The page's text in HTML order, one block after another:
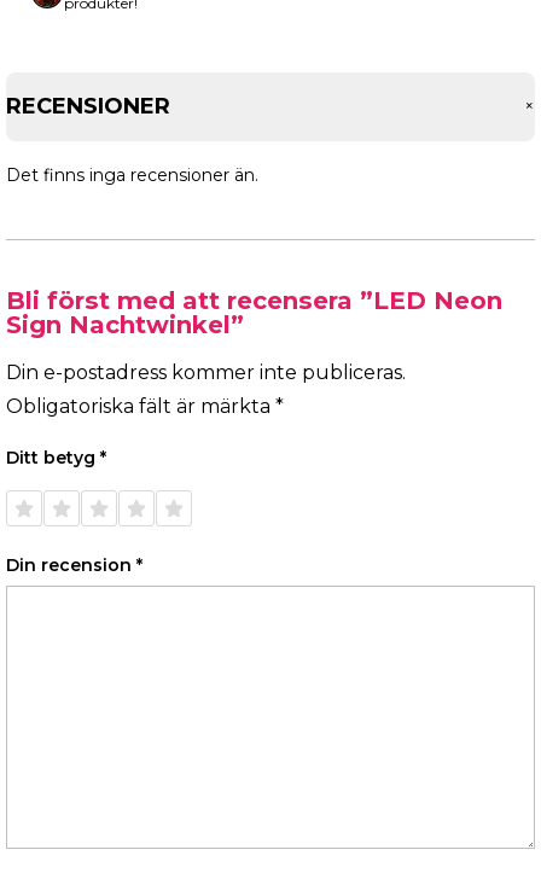
RECENSIONER +
Det finns inga recensioner än.
Bli först med att recensera ”LED Neon
Sign Nachtwinkel”
Din e-postadress kommer inte publiceras.
Obligatoriska fält är märkta *
Ditt betyg *
1 av 5
stjärnor
2 av 5
stjärnor
3 av 5
stjärnor
4 av 5
stjärnor
5 av 5
stjärnor
Din recension *